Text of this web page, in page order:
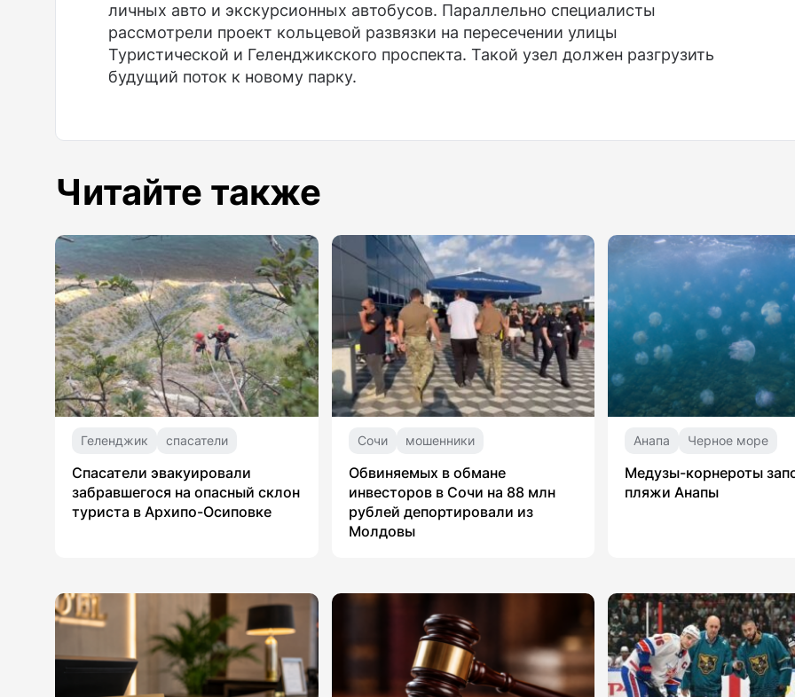
личных авто и экскурсионных автобусов. Параллельно специалисты
рассмотрели проект кольцевой развязки на пересечении улицы
Туристической и Геленджикского проспекта. Такой узел должен разгрузить
будущий поток к новому парку.
Читайте также
Геленджик спасатели
Спасатели эвакуировали
забравшегося на опасный склон
туриста в Архипо-Осиповке
Сочи мошенники
Обвиняемых в обмане
инвесторов в Сочи на 88 млн
рублей депортировали из
Молдовы
Анапа Черное море
Медузы-корнероты
пляжи Анапы